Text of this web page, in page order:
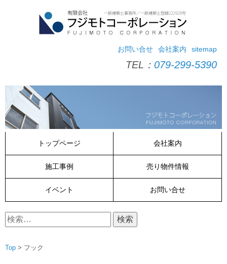
sitemap
会社案内
お問い合せ
TEL： 079-299-5390
トップページ 会社案内
施工事例 売り物件情報
イベント お問い合せ
検
索:
Top > フック